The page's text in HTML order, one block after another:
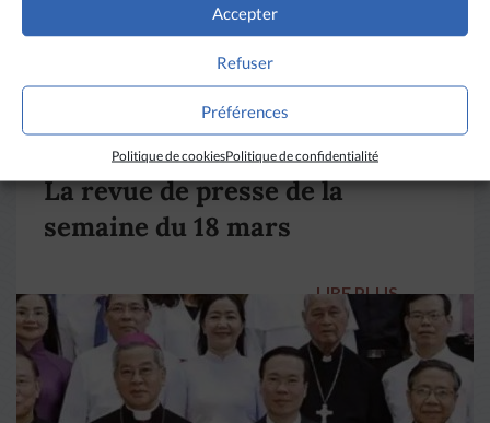
Accepter
Refuser
Préférences
Politique de cookiesPolitique de confidentialité
DIVERS HORIZONS
La revue de presse de la
semaine du 18 mars
LIRE PLUS →